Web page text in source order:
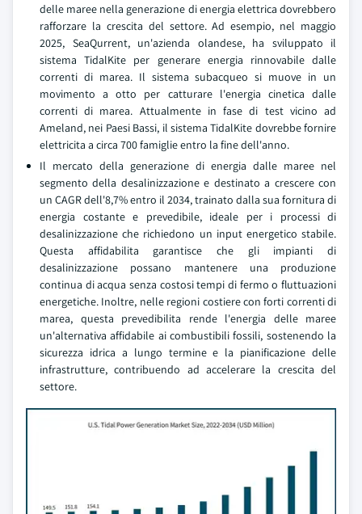
delle maree nella generazione di energia elettrica dovrebbero
rafforzare la crescita del settore. Ad esempio, nel maggio
2025, SeaQurrent, un'azienda olandese, ha sviluppato il
sistema TidalKite per generare energia rinnovabile dalle
correnti di marea. Il sistema subacqueo si muove in un
movimento a otto per catturare l'energia cinetica dalle
correnti di marea. Attualmente in fase di test vicino ad
Ameland, nei Paesi Bassi, il sistema TidalKite dovrebbe fornire
elettricita a circa 700 famiglie entro la fine dell'anno.
Il mercato della generazione di energia dalle maree nel
segmento della desalinizzazione e destinato a crescere con
un CAGR dell'8,7% entro il 2034, trainato dalla sua fornitura di
energia costante e prevedibile, ideale per i processi di
desalinizzazione che richiedono un input energetico stabile.
Questa affidabilita garantisce che gli impianti di
desalinizzazione possano mantenere una produzione
continua di acqua senza costosi tempi di fermo o fluttuazioni
energetiche. Inoltre, nelle regioni costiere con forti correnti di
marea, questa prevedibilita rende l'energia delle maree
un'alternativa affidabile ai combustibili fossili, sostenendo la
sicurezza idrica a lungo termine e la pianificazione delle
infrastrutture, contribuendo ad accelerare la crescita del
settore.